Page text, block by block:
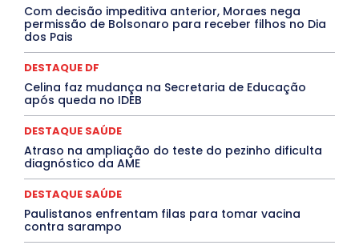
Jogos Online
JUDICIÁRIO LITERATURA
Maranhão
Marburg
Mato Grosso
Mato Grosso do Sul
MEIO AMBIENTE
MÚSICA
O Plantonista Opinião Oropouche
Pará
Paraíba
PROCESSO SELETIVO
PUBLIEDITORIAL
QUALIFICAÇÃO PROFISSIONAL
RESIDÊNCIA
Rio de Janeiro
Santa Catarina
Saúde Agora
TÁ FROID?
TEATRO TECNOLOGIA
TIC TAC
Tocantins
Com decisão impeditiva anterior, Moraes nega
permissão de Bolsonaro para receber filhos no Dia
dos Pais
DESTAQUE DF
Celina faz mudança na Secretaria de Educação
após queda no IDEB
DESTAQUE SAÚDE
Atraso na ampliação do teste do pezinho dificulta
diagnóstico da AME
DESTAQUE SAÚDE
Paulistanos enfrentam filas para tomar vacina
contra sarampo